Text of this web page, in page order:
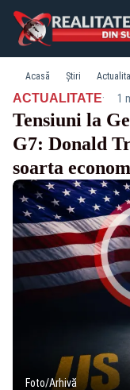
Acasă Știri
ACTUALITATE· 1
Tensiuni la
G7: Donald
soarta
Foto/Arhivă